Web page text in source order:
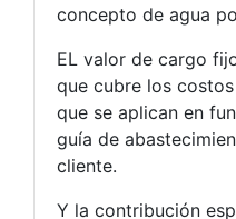
concepto de agua
EL valor de cargo
que cubre los
que se aplican en
guía de
cliente.
Y la contribución